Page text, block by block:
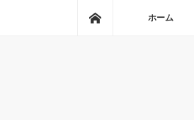
ホーム